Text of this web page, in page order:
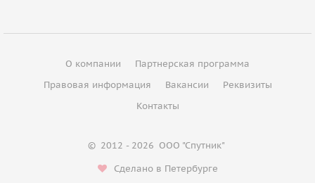
О компании
Партнерская программа
Правовая информация
Вакансии
Реквизиты
Контакты
© 2012 - 2026 ООО "Спутник"
Сделано в Петербурге